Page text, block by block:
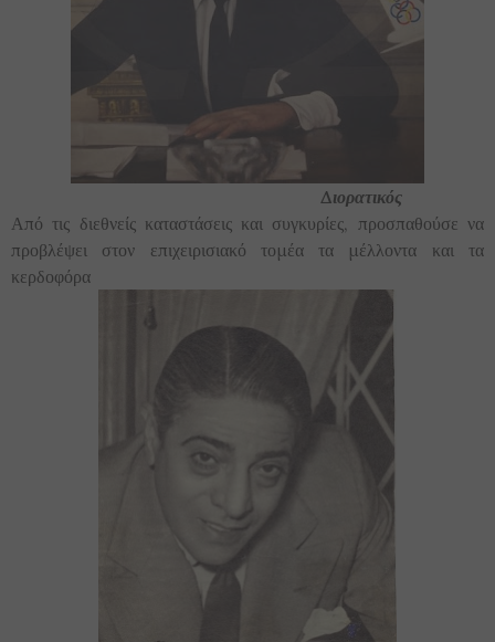
Διορατικός
Από τις διεθνείς καταστάσεις και συγκυρίες, προσπαθούσε να
προβλέψει στον επιχειρισιακό τομέα τα μέλλοντα και τα
κερδοφόρα